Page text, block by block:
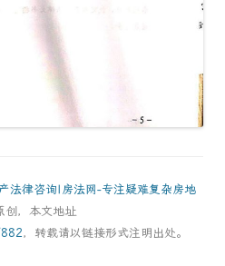
法律咨询|房法网-专注疑难复杂房地
创，本文地址
，转载请以链接形式注明出处。